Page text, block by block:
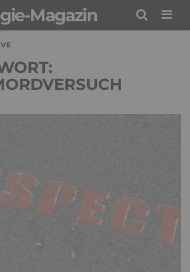
Magazin